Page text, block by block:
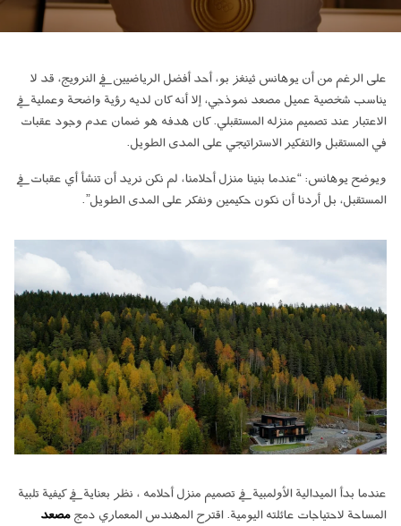
اطلب تقدير السعر
FAQ
ابق على تواصل معنا
AR
على الرغم من أن يوهانس ثينغز بو، أحد أفضل الرياضيين في النرويج، قد لا
يناسب شخصية عميل مصعد نموذجي، إلا أنه كان لديه رؤية واضحة وعملية في
الاعتبار عند تصميم منزله المستقبلي. كان هدفه هو ضمان عدم وجود عقبات
في المستقبل والتفكير الاستراتيجي على المدى الطويل.
ويوضح يوهانس: “عندما بنينا منزل أحلامنا، لم نكن نريد أن تنشأ أي عقبات في
المستقبل، بل أردنا أن نكون حكيمين ونفكر على المدى الطويل”.
عندما بدأ الميدالية الأولمبية في تصميم منزل أحلامه ، نظر بعناية في كيفية تلبية
المساحة لاحتياجات عائلته اليومية. اقترح المهندس المعماري دمج مصعد